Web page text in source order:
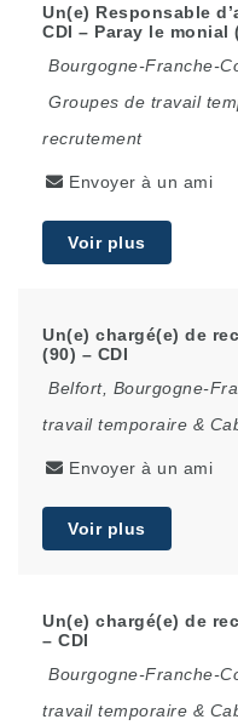
Un(e) Responsable
CDI – Paray le monial
Bourgogne-Franche-
Groupes de travail
recrutement
Envoyer à un ami
Voir plus
Un(e) chargé(e) de
(90) – CDI
Belfort, Bourgogne-
travail temporaire &
Envoyer à un ami
Voir plus
Un(e) chargé(e) de
– CDI
Bourgogne-Franche-
travail temporaire &